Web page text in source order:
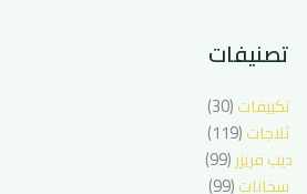
تصنيفات
تكييفات(30)
ثلاجات(119)
ديب فريزر(99)
سخانات(99)